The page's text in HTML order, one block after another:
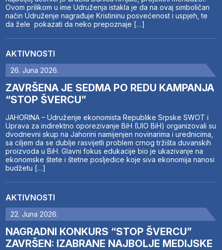
Ovom prilikom u ime Udruženja istakla je da na ovaj simboličan
način Udruženje nagrađuje Kristininu posvećenost i uspjeh, te
da žele pokazati da neko prepoznaje […]
AKTIVNOSTI
26. Juna 2026.
ZAVRŠENA JE SEDMA PO REDU KAMPANJA
“STOP ŠVERCU”
JAHORINA – Udruženje ekonomista Republike Srpske SWOT i
Uprava za indirektno oporezivanje BiH (UIO BiH) organizovali su
dvodnevni skup na Jahorini namijenjen novinarima i urednicima,
sa ciljem da se dublje rasvijetli problem crnog tržišta duvanskih
proizvoda u BiH. Glavni fokus edukacije bio je ukazivanje na
ekonomske štete i štetne posljedice koje siva ekonomija nanosi
budžetu […]
AKTIVNOSTI
22. Juna 2026.
NAGRADNI KONKURS “STOP ŠVERCU”
ZAVRŠEN: IZABRANE NAJBOLJE MEDIJSKE